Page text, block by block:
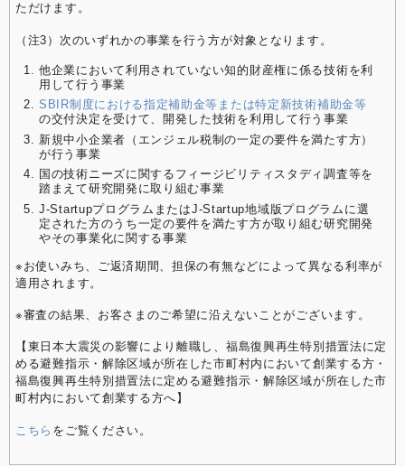
ただけます。
（注3）次のいずれかの事業を行う方が対象となります。
他企業において利用されていない知的財産権に係る技術を利
用して行う事業
SBIR制度における指定補助金等または特定新技術補助金等
の交付決定を受けて、開発した技術を利用して行う事業
新規中小企業者（エンジェル税制の一定の要件を満たす方）
が行う事業
国の技術ニーズに関するフィージビリティスタディ調査等を
踏まえて研究開発に取り組む事業
J-StartupプログラムまたはJ-Startup地域版プログラムに選
定された方のうち一定の要件を満たす方が取り組む研究開発
やその事業化に関する事業
※お使いみち、ご返済期間、担保の有無などによって異なる利率が
適用されます。
※審査の結果、お客さまのご希望に沿えないことがございます。
【東日本大震災の影響により離職し、福島復興再生特別措置法に定
める避難指示・解除区域が所在した市町村内において創業する方・
福島復興再生特別措置法に定める避難指示・解除区域が所在した市
町村内において創業する方へ】
こちら をご覧ください。